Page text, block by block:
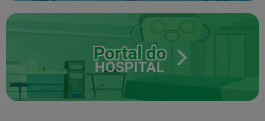
Portal do
HOSPITAL